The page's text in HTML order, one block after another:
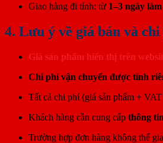
Giao hàng đi tỉnh: từ 1–3 ngày
4. Lưu ý về giá bán và
Giá sản phẩm hiển thị trên
Chi phí vận chuyển được tính
Tất cả chi phí (giá sản phẩm +
Khách hàng cần cung cấp thông
Trường hợp đơn hàng không thể